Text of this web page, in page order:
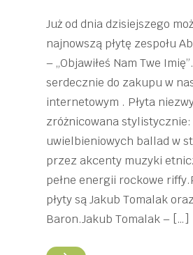
Już od dnia dzisiejszego
najnowszą płytę zespołu
– „Objawiłeś Nam Twe
serdecznie do zakupu w
internetowym . Płyta
zróżnicowana stylistycznie:
uwielbieniowych ballad w
przez akcenty muzyki
pełne energii rockowe
płyty są Jakub Tomalak
Baron.Jakub Tomalak – […]